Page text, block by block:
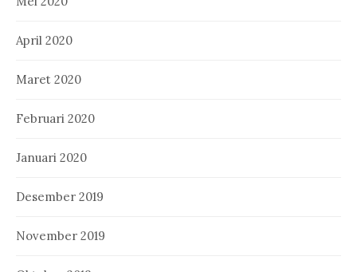
April 2020
Maret 2020
Februari 2020
Januari 2020
Desember 2019
November 2019